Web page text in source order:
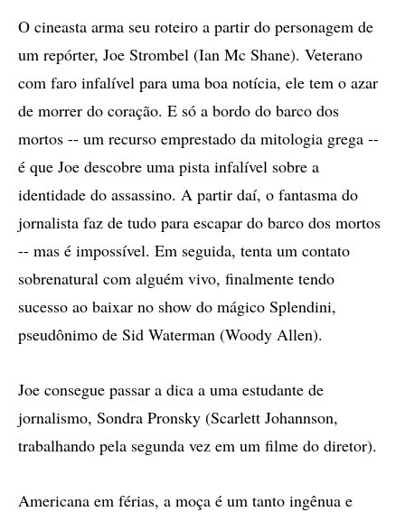
O cineasta arma seu roteiro a partir do personagem de
um repórter, Joe Strombel (Ian Mc Shane). Veterano
com faro infalível para uma boa notícia, ele tem o azar
de morrer do coração. E só a bordo do barco dos
mortos -- um recurso emprestado da mitologia grega --
é que Joe descobre uma pista infalível sobre a
identidade do assassino. A partir daí, o fantasma do
jornalista faz de tudo para escapar do barco dos mortos
-- mas é impossível. Em seguida, tenta um contato
sobrenatural com alguém vivo, finalmente tendo
sucesso ao baixar no show do mágico Splendini,
pseudônimo de Sid Waterman (Woody Allen).
Joe consegue passar a dica a uma estudante de
jornalismo, Sondra Pronsky (Scarlett Johannson,
trabalhando pela segunda vez em um filme do diretor).
Americana em férias, a moça é um tanto ingênua e